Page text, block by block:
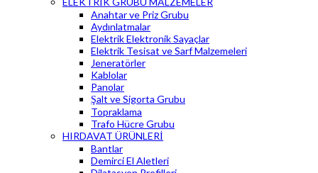
Anahtar ve Priz Grubu
Aydınlatmalar
Elektrik Elektronik Sayaçlar
Elektrik Tesisat ve Sarf Malzemeleri
Jeneratörler
Kablolar
Panolar
Şalt ve Sigorta Grubu
Topraklama
Trafo Hücre Grubu
HIRDAVAT ÜRÜNLERİ
Bantlar
Demirci El Aletleri